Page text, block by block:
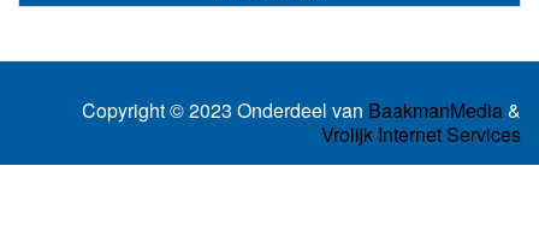
Copyright © 2023 Onderdeel van BaakmanMedia&
Vrolijk Internet Services